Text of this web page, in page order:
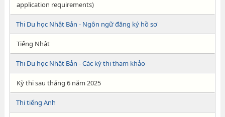
application requirements)
Thi Du học Nhật Bản - Ngôn ngữ đăng ký hồ sơ
Tiếng Nhật
Thi Du học Nhật Bản - Các kỳ thi tham khảo
Kỳ thi sau tháng 6 năm 2025
Thi tiếng Anh